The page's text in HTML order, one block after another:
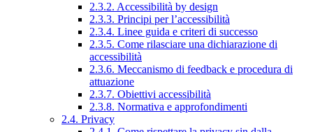
2.3.2. Accessibilità by design
2.3.3. Principi per l’accessibilità
2.3.4. Linee guida e criteri di successo
2.3.5. Come rilasciare una dichiarazione di
accessibilità
2.3.6. Meccanismo di feedback e procedura di
attuazione
2.3.7. Obiettivi accessibilità
2.3.8. Normativa e approfondimenti
2.4. Privacy